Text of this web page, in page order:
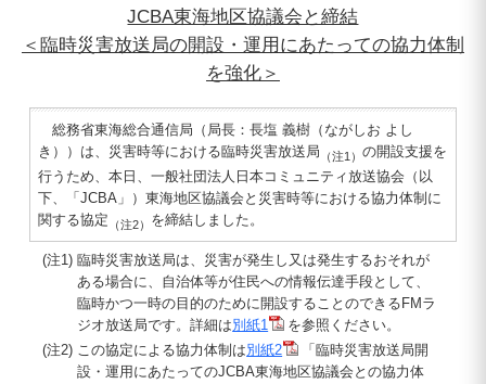
JCBA東海地区協議会と締結
＜臨時災害放送局の開設・運用にあたっての協力体制
を強化＞
総務省東海総合通信局（局長：長塩 義樹（ながしお よし
き））は、災害時等における臨時災害放送局 （注1） の開設支援を
行うため、本日、一般社団法人日本コミュニティ放送協会（以
下、「JCBA」）東海地区協議会と災害時等における協力体制に
関する協定 （注2） を締結しました。
(注1) 臨時災害放送局は、災害が発生し又は発生するおそれが
ある場合に、自治体等が住民への情報伝達手段として、
臨時かつ一時の目的のために開設することのできるFMラ
ジオ放送局です。詳細は別紙1
を参照ください。
(注2) この協定による協力体制は別紙2
「臨時災害放送局開
設・運用にあたってのJCBA東海地区協議会との協力体